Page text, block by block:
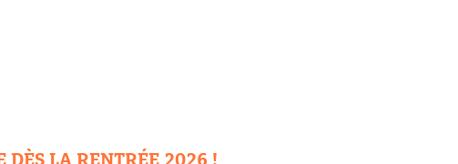
DÈS LA RENTRÉE 2026 !